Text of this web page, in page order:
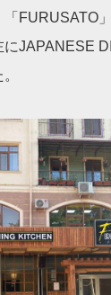
FURUSATO
JAPANESE